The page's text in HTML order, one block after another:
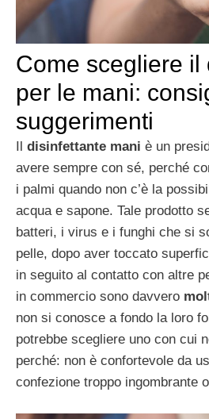
Come scegliere il
per le mani:
suggerimenti
Il disinfettante mani è un
avere sempre con sé, perché
i palmi quando non c’è la
acqua e sapone. Tale prodotto
batteri, i virus e i funghi che si
pelle, dopo aver toccato
in seguito al contatto con altre
in commercio sono davvero
non si conosce a fondo la loro
potrebbe scegliere uno con cui
perché: non è confortevole da
confezione troppo ingombrante